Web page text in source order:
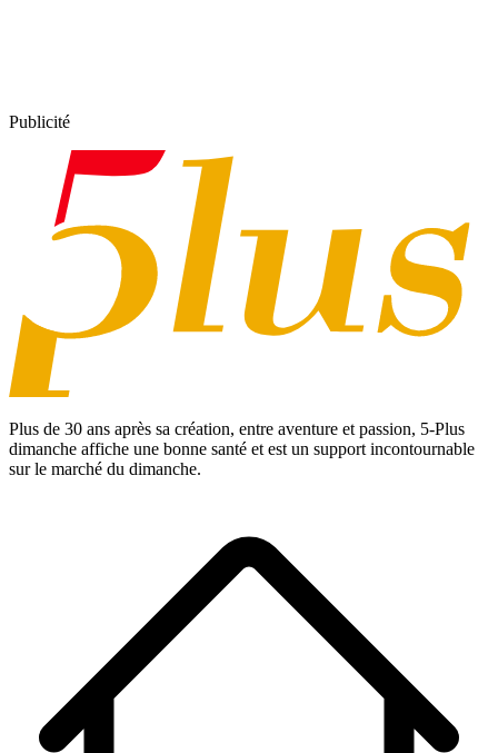
Publicité
Plus de 30 ans après sa création, entre aventure et passion, 5-Plus
dimanche affiche une bonne santé et est un support incontournable
sur le marché du dimanche.